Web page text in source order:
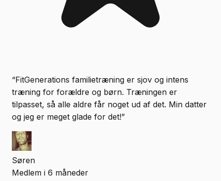
“FitGenerations familietræning er sjov og intens
træning for forældre og børn. Træningen er
tilpasset, så alle aldre får noget ud af det. Min datter
og jeg er meget glade for det!”
Søren
Medlem i 6 måneder